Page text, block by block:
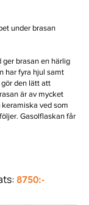
under brasan
brasan en härlig
har fyra hjul samt
den lätt att
är av mycket
ved som
Gasolflaskan får
8750:-